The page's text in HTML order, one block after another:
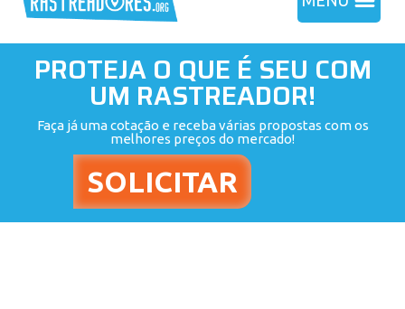
PROTEJA O QUE É SEU COM
UM RASTREADOR!
Faça já uma cotação e receba várias propostas com os
melhores preços do mercado!